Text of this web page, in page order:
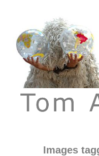
Tom Albrecht
Images